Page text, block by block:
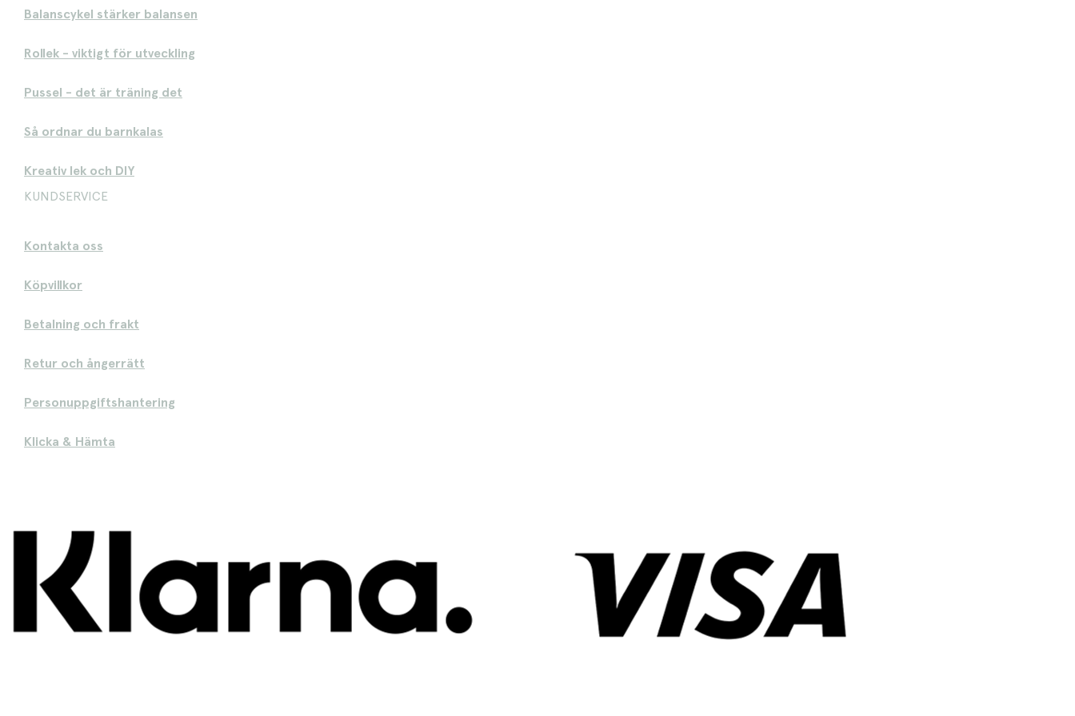
Balanscykel stärker balansen
Rollek - viktigt för utveckling
Pussel - det är träning det
Så ordnar du barnkalas
Kreativ lek och DIY
KUNDSERVICE
Kontakta oss
Köpvillkor
Betalning och frakt
Retur och ångerrätt
Personuppgiftshantering
Klicka & Hämta